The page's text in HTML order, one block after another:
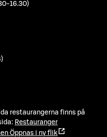
16.30)
restaurangerna finns på
Restauranger
Öppnas i ny flik